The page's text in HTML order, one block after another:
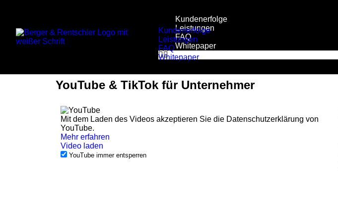
Kundenerfolge
Leistungen
FAQ
Whitepaper
Kundenerfolge
Leistungen
FAQ
Whitepaper
YouTube & TikTok für Unternehmer
Mit dem Laden des Videos akzeptieren Sie die Datenschutzerklärung von
YouTube.
Mehr erfahren
Video laden
YouTube immer entsperren